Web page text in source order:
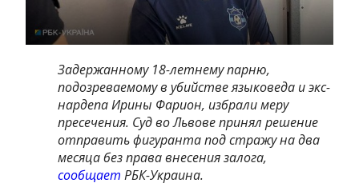
Задержанному 18-летнему парню,
подозреваемому в убийстве языковеда и экс-
нардепа Ирины Фарион, избрали меру
пресечения. Суд во Львове принял решение
отправить фигуранта под стражу на два
месяца без права внесения залога,
сообщает РБК-Украина.